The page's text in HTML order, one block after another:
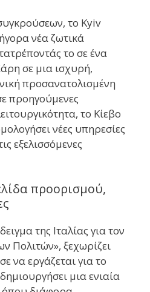
το Kyiv
νέα ζωτικά
το σε ένα
σε μια ισχυρή,
προσανατολισμένη
προηγούμενες
το Κίεβο
νέες υπηρεσίες
εξελισσόμενες
προορισμού,
της Ιταλίας για τον
Πολιτών», ξεχωρίζει
να εργάζεται για το
μια ενιαία